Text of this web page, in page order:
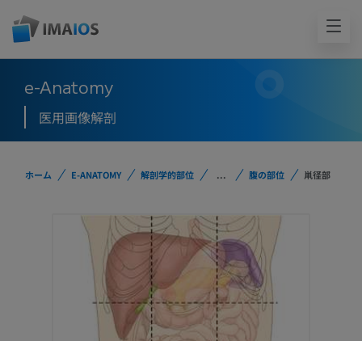
e-Anatomy
医用画像解剖
ホーム E-ANATOMY 解剖学的部位 ... 腹の部位 鼡径部